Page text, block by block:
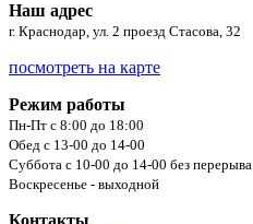
Наш адрес
г. Краснодар, ул. 2 проезд Стасова, 32
посмотреть на карте
Режим работы
Пн-Пт с 8:00 до 18:00
Обед с 13-00 до 14-00
Суббота с 10-00 до 14-00 без перерыва
Воскресенье - выходной
Контакты